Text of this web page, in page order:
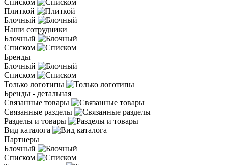
Списком
Плиткой
Блочный
Наши сотрудники
Блочный
Списком
Бренды
Блочный
Списком
Только логотипы
Бренды - детальная
Связанные товары
Связанные разделы
Разделы и товары
Вид каталога
Партнеры
Блочный
Списком